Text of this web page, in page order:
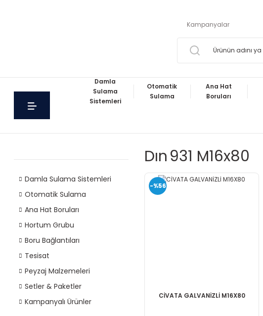
Kampanyalar
Damla
Sulama
Sistemleri
Otomatik
Sulama
Ana Hat
Boruları
Damla Sulama Sistemleri
Otomatik Sulama
Ana Hat Boruları
Hortum Grubu
Boru Bağlantıları
Tesisat
Peyzaj Malzemeleri
Setler & Paketler
Kampanyalı Ürünler
Dın 931 M16x80
-%56
CİVATA GALVANİZLİ M16X80